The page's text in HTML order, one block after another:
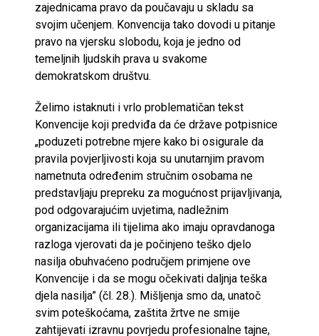
zajednicama pravo da poučavaju u skladu sa
svojim učenjem. Konvencija tako dovodi u pitanje
pravo na vjersku slobodu, koja je jedno od
temeljnih ljudskih prava u svakome
demokratskom društvu.
Želimo istaknuti i vrlo problematičan tekst
Konvencije koji predviđa da će države potpisnice
„poduzeti potrebne mjere kako bi osigurale da
pravila povjerljivosti koja su unutarnjim pravom
nametnuta određenim stručnim osobama ne
predstavljaju prepreku za mogućnost prijavljivanja,
pod odgovarajućim uvjetima, nadležnim
organizacijama ili tijelima ako imaju opravdanoga
razloga vjerovati da je počinjeno teško djelo
nasilja obuhvaćeno područjem primjene ove
Konvencije i da se mogu očekivati daljnja teška
djela nasilja” (čl. 28.). Mišljenja smo da, unatoč
svim poteškoćama, zaštita žrtve ne smije
zahtijevati izravnu povrjedu profesionalne tajne,